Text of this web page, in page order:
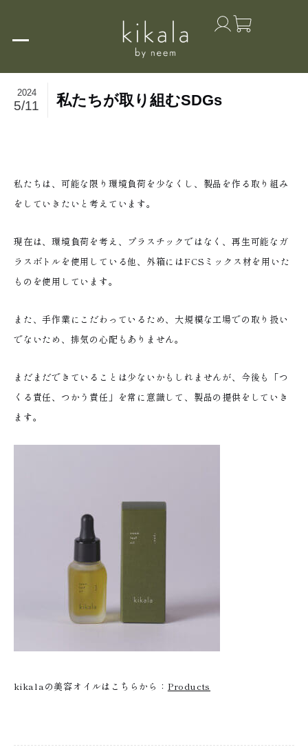
私たちが取り組むSDGs
2024
5/11
私たちは、可能な限り環境負荷を少なくし、製品を作る取り組み
をしていきたいと考えています。
現在は、環境負荷を考え、プラスチックではなく、再生可能なガ
ラスボトルを使用している他、外箱にはFCSミックス材を用いた
ものを使用しています。
また、手作業にこだわっているため、大規模な工場での取り扱い
でないため、排気の心配もありません。
まだまだできていることは少ないかもしれませんが、今後も「つ
くる責任、つかう責任」を常に意識して、製品の提供をしていき
ます。
kikalaの美容オイルはこちらから： Products